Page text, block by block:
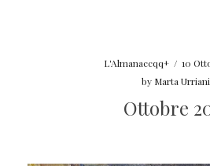
L'Almanaccqq+ / 10
by Marta Urriani
Ottobre